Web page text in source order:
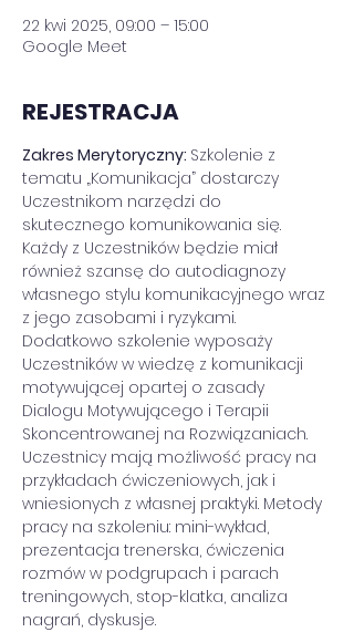
22 kwi 2025, 09:00 – 15:00
Google Meet
REJESTRACJA
Zakres Merytoryczny: Szkolenie z
tematu „Komunikacja” dostarczy
Uczestnikom narzędzi do
skutecznego komunikowania się.
Każdy z Uczestników będzie miał
również szansę do autodiagnozy
własnego stylu komunikacyjnego wraz
z jego zasobami i ryzykami.
Dodatkowo szkolenie wyposaży
Uczestników w wiedzę z komunikacji
motywującej opartej o zasady
Dialogu Motywującego i Terapii
Skoncentrowanej na Rozwiązaniach.
Uczestnicy mają możliwość pracy na
przykładach ćwiczeniowych, jak i
wniesionych z własnej praktyki. Metody
pracy na szkoleniu: mini-wykład,
prezentacja trenerska, ćwiczenia
rozmów w podgrupach i parach
treningowych, stop-klatka, analiza
nagrań, dyskusje.